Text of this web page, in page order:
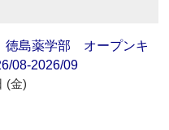
島薬学部 オープンキ
08-2026/09
(金)